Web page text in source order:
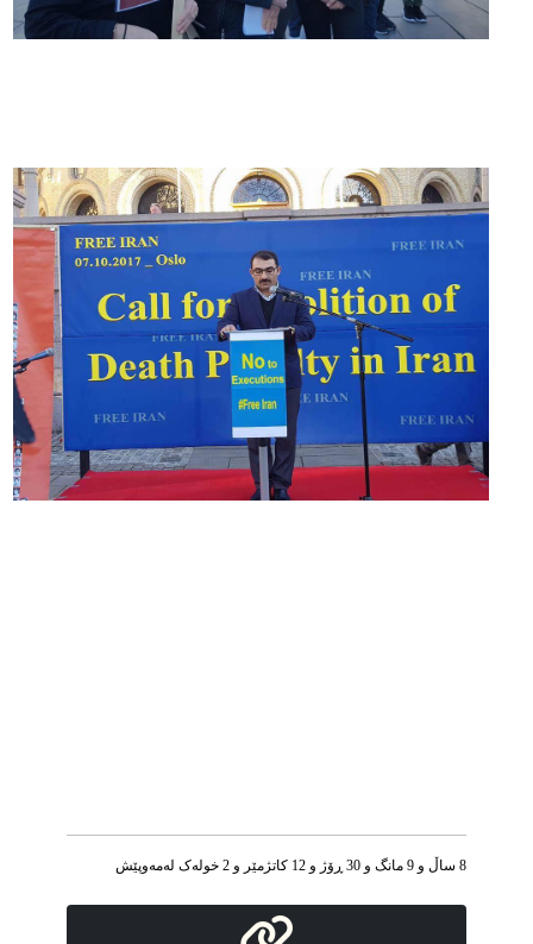
8 ساڵ و 9 مانگ و 30 ڕۆژ و 12 کاتژمێر و 2 خوله‌ک له‌مه‌وپێش‌